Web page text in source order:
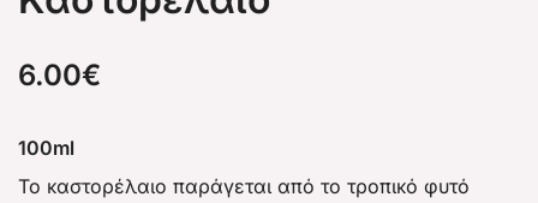
6.00€
100ml
Το καστορέλαιο παράγεται από το τροπικό φυτό